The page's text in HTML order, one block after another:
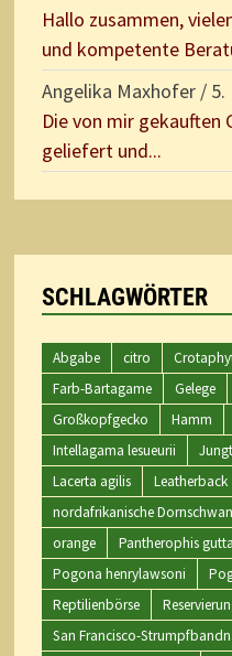
Hallo zusammen,
und kompetente
Angelika Maxhofer/ 5.
Die von mir gekauften
geliefert und...
SCHLAGWÖRTER
Abgabe citro
Farb-Bartagame
Gelege
Großkopfgecko
Hamm
Intellagama lesueurii
Lacerta agilis
Leatherback
nordafrikanische
orange
Pantherophis
Pogona henrylawsoni
Reptilienbörse
San Francisco-